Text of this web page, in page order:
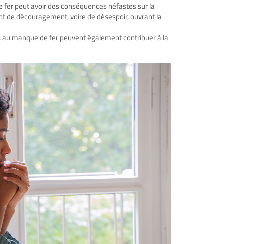
fer peut avoir des conséquences néfastes sur la
découragement, voire de désespoir, ouvrant la
manque de fer peuvent également contribuer à la